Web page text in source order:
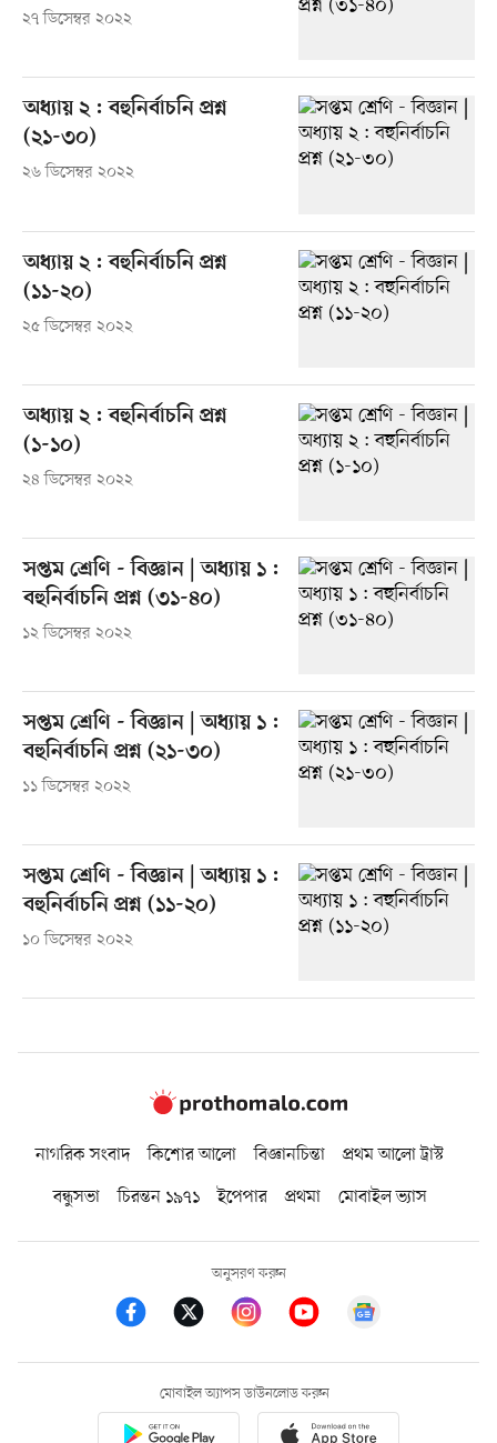
২৭ ডিসেম্বর ২০২২
অধ্যায় ২ : বহুনির্বাচনি প্রশ্ন
(২১-৩০)
২৬ ডিসেম্বর ২০২২
অধ্যায় ২ : বহুনির্বাচনি প্রশ্ন
(১১-২০)
২৫ ডিসেম্বর ২০২২
অধ্যায় ২ : বহুনির্বাচনি প্রশ্ন
(১-১০)
২৪ ডিসেম্বর ২০২২
সপ্তম শ্রেণি - বিজ্ঞান | অধ্যায় ১ :
বহুনির্বাচনি প্রশ্ন (৩১-৪০)
১২ ডিসেম্বর ২০২২
সপ্তম শ্রেণি - বিজ্ঞান | অধ্যায় ১ :
বহুনির্বাচনি প্রশ্ন (২১-৩০)
১১ ডিসেম্বর ২০২২
সপ্তম শ্রেণি - বিজ্ঞান | অধ্যায় ১ :
বহুনির্বাচনি প্রশ্ন (১১-২০)
১০ ডিসেম্বর ২০২২
নাগরিক সংবাদ কিশোর আলো বিজ্ঞানচিন্তা
প্রথম আলো ট্রাস্ট
বন্ধুসভা
চিরন্তন ১৯৭১ ইপেপার প্রথমা মোবাইল ভ্যাস
অনুসরণ করুন
মোবাইল অ্যাপস ডাউনলোড করুন